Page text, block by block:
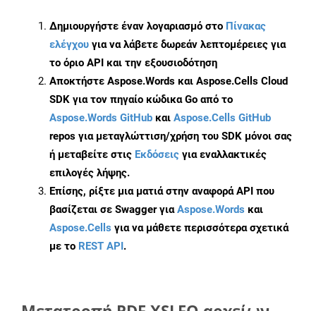
Δημιουργήστε έναν λογαριασμό στο Πίνακας
ελέγχου για να λάβετε δωρεάν λεπτομέρειες για
το όριο API και την εξουσιοδότηση
Αποκτήστε Aspose.Words και Aspose.Cells Cloud
SDK για τον πηγαίο κώδικα Go από το
Aspose.Words GitHub και Aspose.Cells GitHub
repos για μεταγλώττιση/χρήση του SDK μόνοι σας
ή μεταβείτε στις Εκδόσεις για εναλλακτικές
επιλογές λήψης.
Επίσης, ρίξτε μια ματιά στην αναφορά API που
βασίζεται σε Swagger γιαAspose.Words και
Aspose.Cells για να μάθετε περισσότερα σχετικά
με το REST API.